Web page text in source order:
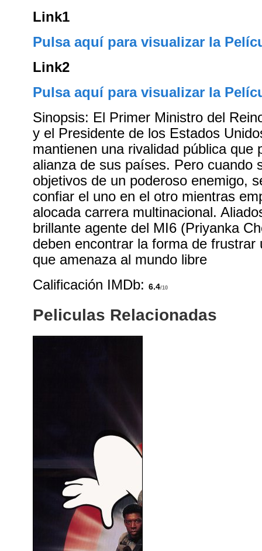
Link1
Pulsa aquí para visualizar la
Link2
Pulsa aquí para visualizar la
Sinopsis: El Primer Ministro del
y el Presidente de los Estados
mantienen una rivalidad pública que
alianza de sus países. Pero cuando
objetivos de un poderoso enemigo,
confiar el uno en el otro mientras
alocada carrera multinacional.
brillante agente del MI6 (Priyanka
deben encontrar la forma de frustrar
que amenaza al mundo libre
Calificación IMDb:6.4/10
Peliculas Relacionadas